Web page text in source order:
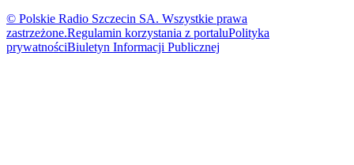
© Polskie Radio Szczecin SA. Wszystkie prawa
zastrzeżone.Regulamin korzystania z portaluPolityka
prywatnościBiuletyn Informacji Publicznej